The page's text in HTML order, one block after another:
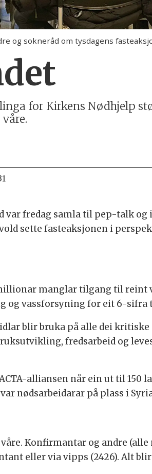
og sokneråd om tysdagens
for Kirkens Nødhjelp
var fredag samla til pep-talk
sette fasteaksjonen i
manglar tilgang til reint
og vassforsyning for eit 6-sifra
blir bruka på alle dei
fredsarbeid og
alliansen når ein ut til 150
nødsarbeidarar på plass i
Konfirmantar og andre
eller via vipps (2426). Alt